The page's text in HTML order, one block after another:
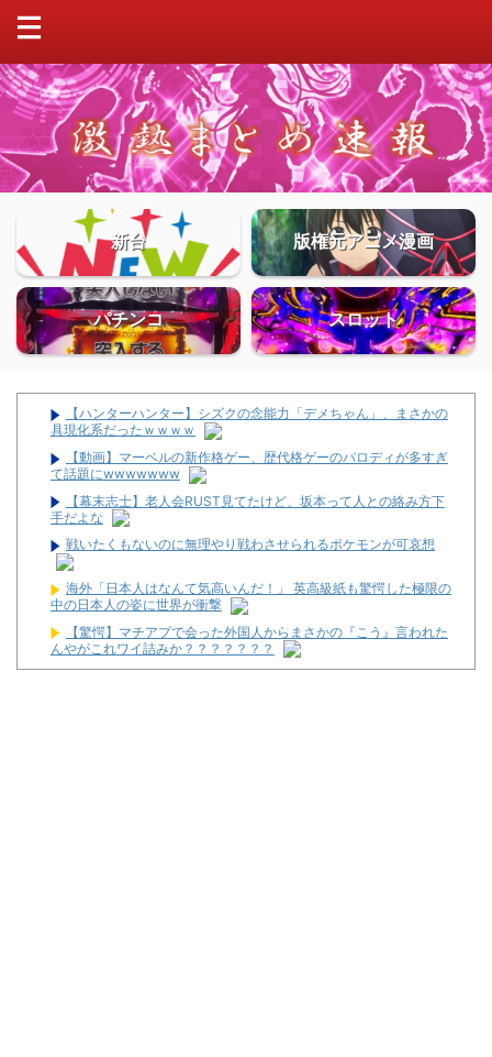
新台 版権元アニメ漫画
パチンコ スロット
【ハンターハンター】シズクの念能力「デメちゃん」、まさかの
具現化系だったｗｗｗｗ
【動画】マーベルの新作格ゲー、歴代格ゲーのパロディが多すぎ
て話題にwwwwwww
【幕末志士】老人会RUST見てたけど、坂本って人との絡み方下
手だよな
戦いたくもないのに無理やり戦わさせられるポケモンが可哀想
海外「日本人はなんて気高いんだ！」 英高級紙も驚愕した極限の
中の日本人の姿に世界が衝撃
【驚愕】マチアプで会った外国人からまさかの『こう』言われた
んやがこれワイ詰みか？？？？？？？
【衝撃】クロちゃん、とち狂ったツイートをする←コレ言うほど